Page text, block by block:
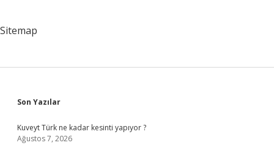
Sitemap
Sidebar
Son Yazılar
Kuveyt Türk ne kadar kesinti yapıyor ?
Ağustos 7, 2026